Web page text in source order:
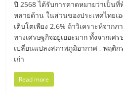
ทุน
ไว,
ที่
ปี 2568 ได้รับการคาดหมายว่าเป็น
หลายด้าน ในส่วนของประเทศไทยเ
เติบโตเพียง 2.6% ถ้าวิเคราะห์จาก
ทางเศรษฐกิจอยู่เยอะมาก ทั้งจากเศ
เปลี่ยนแปลงสภาพภูมิอากาศ , พฤติก
เก่า
Read more